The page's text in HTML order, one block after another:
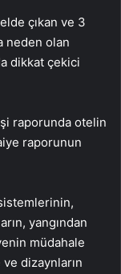
çıkan ve 3
neden olan
dikkat çekici
raporunda otelin
raporunun
yangından
müdahale
dizaynların